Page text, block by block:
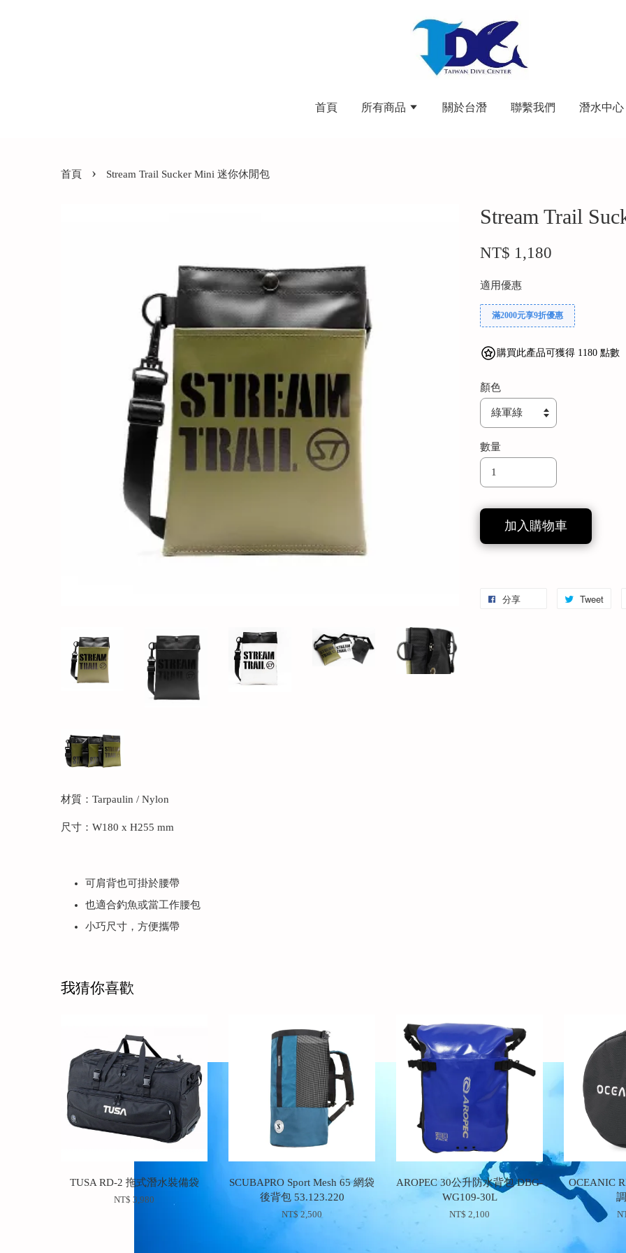
首頁 所有商品 關於台潛 聯繫我們 潛水中心
首頁 › Stream Trail Sucker Mini 迷你休閒包
Stream Trail
NT$ 1,180
適用優惠
滿2000元享9折優惠
購買此產品可獲得 1180 點數
顏色
數量
加入購物車
分享 Tweet
材質：Tarpaulin / Nylon
尺寸：W180 x H255 mm
可肩背也可掛於腰帶
也適合釣魚或當工作腰包
小巧尺寸，方便攜帶
我猜你喜歡
TUSA RD-2 拖式潛水裝備袋
NT$ 3,980
SCUBAPRO Sport Mesh 65 網袋
後背包 53.123.220
NT$ 2,500
AROPEC 30公升防水背包 DBG-
WG109-30L
NT$ 2,100
OCEANIC